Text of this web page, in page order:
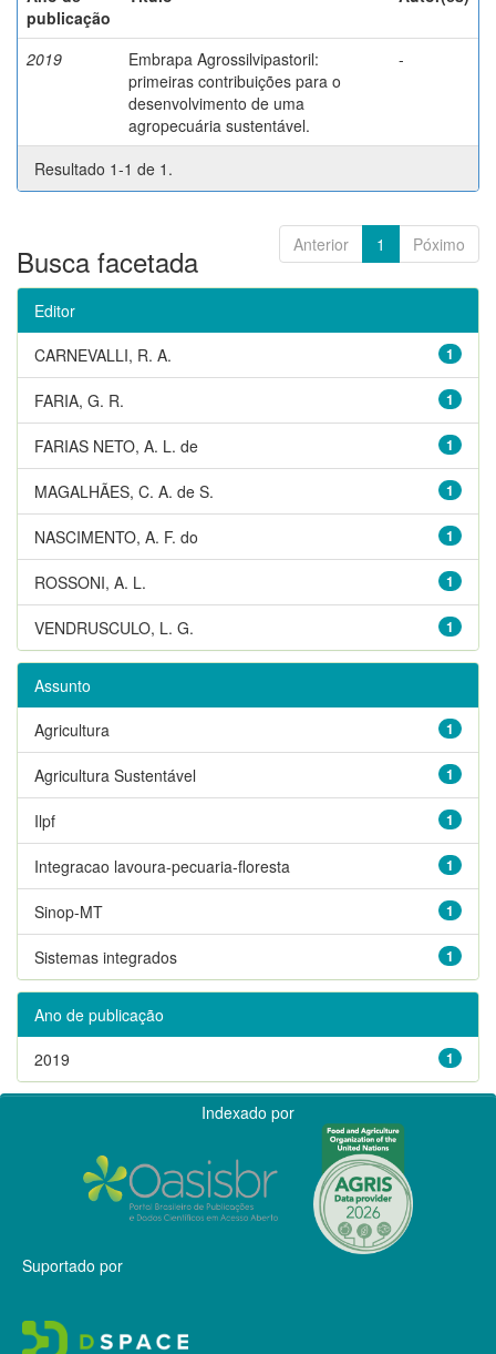
publicação
2019
Embrapa Agrossilvipastoril:
primeiras contribuições para o
desenvolvimento de uma
agropecuária sustentável.
-
Resultado 1-1 de 1.
Anterior 1 Póximo
Busca facetada
Editor
1
CARNEVALLI, R. A.
1
FARIA, G. R.
1
FARIAS NETO, A. L. de
1
MAGALHÃES, C. A. de S.
1
NASCIMENTO, A. F. do
1
ROSSONI, A. L.
1
VENDRUSCULO, L. G.
Assunto
1
Agricultura
1
Agricultura Sustentável
1
Ilpf
1
Integracao lavoura-pecuaria-floresta
1
Sinop-MT
1
Sistemas integrados
Ano de publicação
1
2019
Indexado por
Suportado por